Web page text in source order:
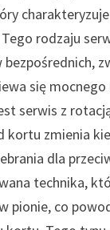
charakteryzuje
rodzaju
się mocnego
serwis z
kortu zmienia
dla
technika,
pionie, co